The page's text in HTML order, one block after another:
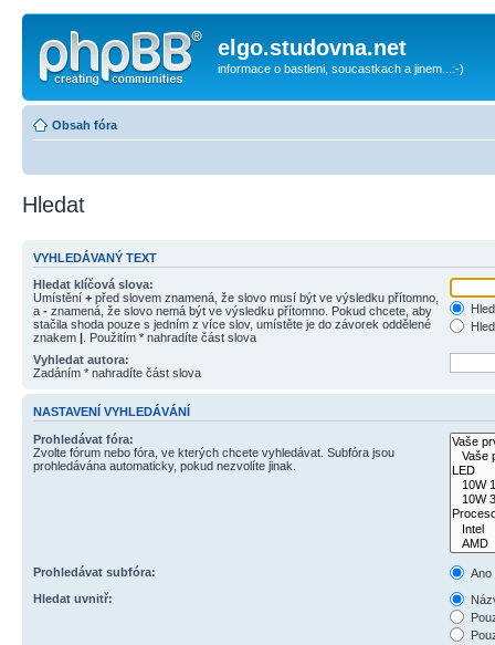
elgo.studovna.net
informace o bastleni, soucastkach a jinem...:-)
Obsah fóra
Hledat
VYHLEDÁVANÝ TEXT
Hledat klíčová slova:
Umístění + před slovem znamená, že slovo musí být ve výsledku přítomno,
a - znamená, že slovo nemá být ve výsledku přítomno. Pokud chcete, aby
stačila shoda pouze s jedním z více slov, umístěte je do závorek oddělené
znakem | . Použitím * nahradíte část slova
Vyhledat autora:
Zadáním * nahradíte část slova
NASTAVENÍ VYHLEDÁVÁNÍ
Prohledávat fóra:
Zvolte fórum nebo fóra, ve kterých chcete vyhledávat. Subfóra jsou
prohledávána automaticky, pokud nezvolíte jinak.
Prohledávat subfóra:
Ano
Hledat uvnitř: